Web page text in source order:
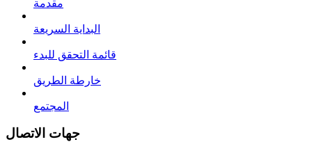
مقدمة
البداية السريعة
قائمة التحقق للبدء
خارطة الطريق
المجتمع
جهات الاتصال